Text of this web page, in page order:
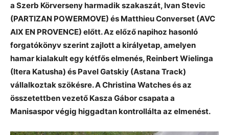
a Szerb Körverseny harmadik szakaszát, Ivan Stevic
(PARTIZAN POWERMOVE) és Matthieu Converset (AVC
AIX EN PROVENCE) előtt. Az előző napihoz hasonló
forgatókönyv szerint zajlott a királyetap, amelyen
hamar kialakult egy kétfős elmenés, Reinbert Wielinga
(Itera Katusha) és Pavel Gatskiy (Astana Track)
vállalkoztak szökésre. A Christina Watches és az
összetettben vezető Kasza Gábor csapata a
Manisaspor végig higgadtan kontrollálta az elmenést.